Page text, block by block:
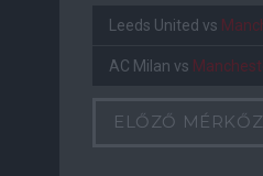
Leeds United vs
AC Milan vs
ELŐZŐ